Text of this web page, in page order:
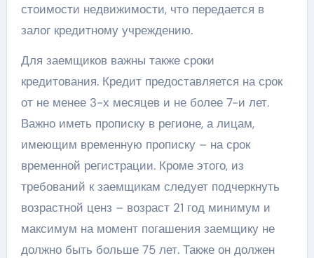
стоимости недвижимости, что передается в
залог кредитному учреждению.
Для заемщиков важны также сроки
кредитования. Кредит предоставляется на срок
от не менее 3-х месяцев и не более 7-и лет.
Важно иметь прописку в регионе, а лицам,
имеющим временную прописку – на срок
временной регистрации. Кроме этого, из
требований к заемщикам следует подчеркнуть
возрастной ценз – возраст 21 год минимум и
максимум на момент погашения заемщику не
должно быть больше 75 лет. Также он должен